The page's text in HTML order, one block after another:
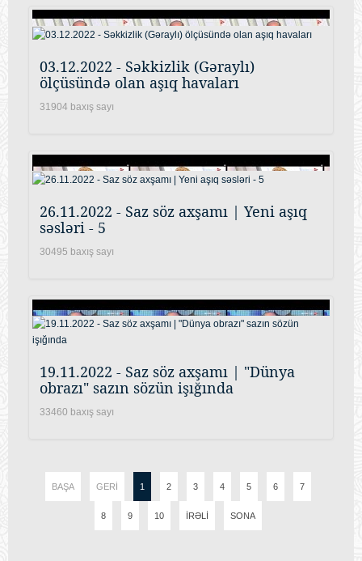
03.12.2022 - Səkkizlik (Gəraylı)
ölçüsündə olan aşıq havaları
31904 baxış sayı
26.11.2022 - Saz söz axşamı | Yeni aşıq
səsləri - 5
30495 baxış sayı
19.11.2022 - Saz söz axşamı | "Dünya
obrazı" sazın sözün işığında
33460 baxış sayı
BAŞA GERI 1 2 3 4 5 6 7
8 9 10 İRƏLI SONA